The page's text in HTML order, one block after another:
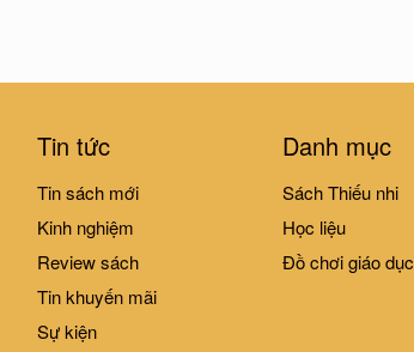
Tin tức
Tin sách mới
Kinh nghiệm
Review sách
Tin khuyến mãi
Sự kiện
Danh mục
Sách Thiếu nhi
Học liệu
Đồ chơi giáo dục